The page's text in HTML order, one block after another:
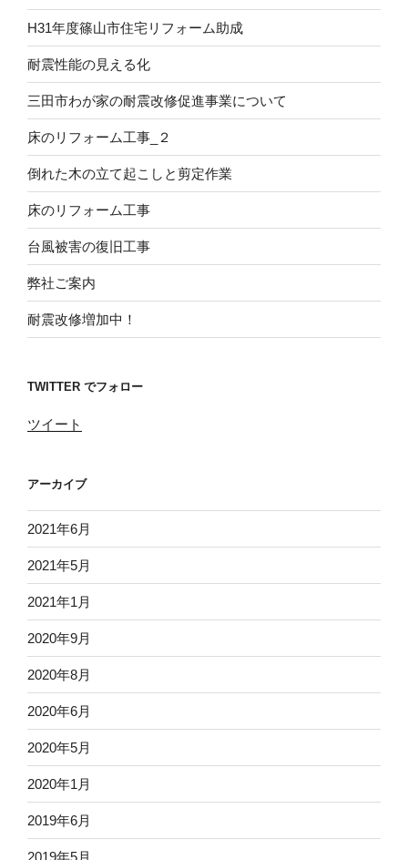
H31年度篠山市住宅リフォーム助成
耐震性能の見える化
三田市わが家の耐震改修促進事業について
床のリフォーム工事_２
倒れた木の立て起こしと剪定作業
床のリフォーム工事
台風被害の復旧工事
弊社ご案内
耐震改修増加中！
TWITTER でフォロー
ツイート
アーカイブ
2021年6月
2021年5月
2021年1月
2020年9月
2020年8月
2020年6月
2020年5月
2020年1月
2019年6月
2019年5月